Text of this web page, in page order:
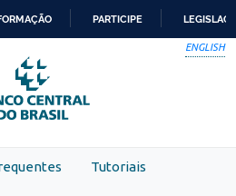
PARA
O
CONTEÚDO
PARTICIPE
ENGLISH
Tutoriais